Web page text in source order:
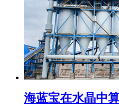
海蓝宝在水晶中